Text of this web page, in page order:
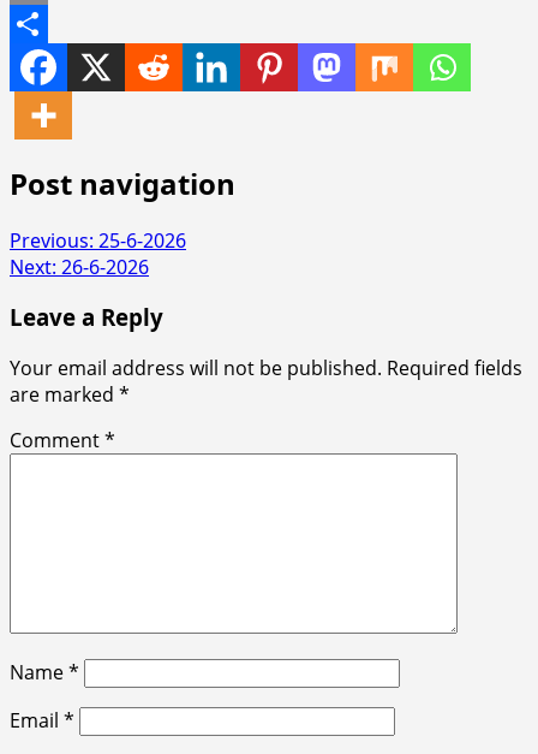
Email
Share
Post navigation
Previous: 25-6-2026
Next: 26-6-2026
Leave a Reply
Your email address will not be published. Required fields
are marked *
Comment*
Name*
Email *